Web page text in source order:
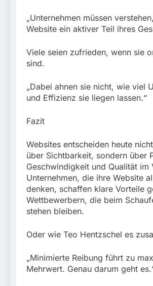
„Unternehmen müssen
Website ein aktiver Teil ihres
Viele seien zufrieden, wenn sie
sind.
„Dabei ahnen sie nicht, wie viel
und Effizienz sie liegen lassen.“
Fazit
Websites entscheiden heute
über Sichtbarkeit, sondern über
Geschwindigkeit und Qualität im
Unternehmen, die ihre Website
denken, schaffen klare Vorteile
Wettbewerbern, die beim
stehen bleiben.
Oder wie Teo Hentzschel es
„Minimierte Reibung führt zu
Mehrwert. Genau darum geht